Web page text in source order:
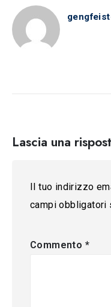
Lascia una
Il tuo indirizzo
campi
Commento *